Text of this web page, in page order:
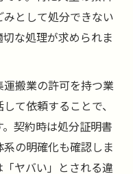
として処分できない
な処理が求められま
搬業の許可を持つ業
て依頼することで、
契約時は処分証明書
の明確化も確認しま
ヤバい」とされる違